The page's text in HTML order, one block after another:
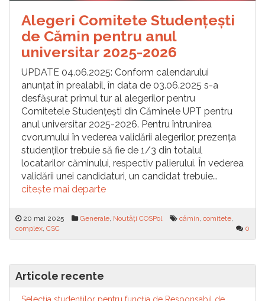
Alegeri Comitete Studențești
de Cămin pentru anul
universitar 2025-2026
UPDATE 04.06.2025: Conform calendarului
anunțat în prealabil, în data de 03.06.2025 s-a
desfășurat primul tur al alegerilor pentru
Comitetele Studențești din Căminele UPT pentru
anul universitar 2025-2026. Pentru întrunirea
cvorumului în vederea validării alegerilor, prezența
studenților trebuie să fie de 1/3 din totalul
locatarilor căminului, respectiv palierului. În vederea
validării unei candidaturi, un candidat trebuie…
citește mai departe
20 mai 2025 Generale, Noutăți COSPol cămin, comitete,
complex, CSC 0
Articole recente